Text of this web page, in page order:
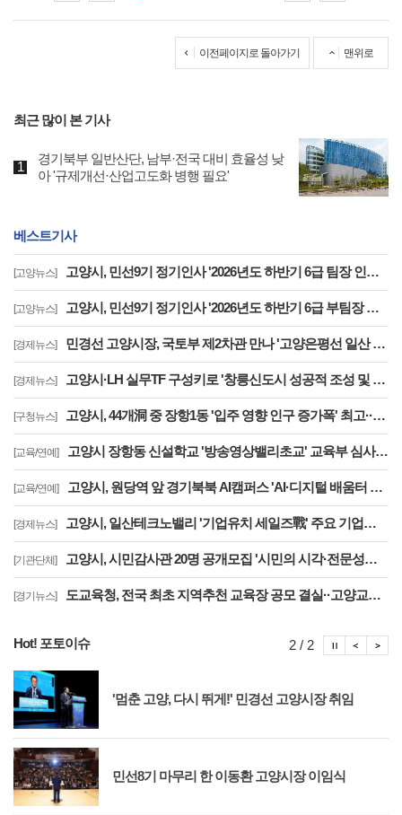
이전페이지로 돌아가기 맨위로
최근 많이 본 기사
경기북부 일반산단, 남부·전국 대비 효율성 낮
아 '규제개선·산업고도화 병행 필요'
베스트기사
[고양뉴스] 고양시, 민선9기 정기인사 '2026년도 하반기 6급 팀장 인사발령 사항'
[고양뉴스] 고양시, 민선9기 정기인사 '2026년도 하반기 6급 부팀장 이하 인사발령 사항'
[경제뉴스] 민경선 고양시장, 국토부 제2차관 만나 '고양은평선 일산 연장 반영' 등 요청
[경제뉴스] 고양시·LH 실무TF 구성키로 '창릉신도시 성공적 조성 및 자족기능 강화 협력'
[구청뉴스] 고양시, 44개洞 중 장항1동 '입주 영향 인구 증가폭' 최고··풍산동도 증가세 지속
[교육/연예] 고양시 장항동 신설학교 '방송영상밸리초교' 교육부 심사 통과··2030년 개교
[교육/연예] 고양시, 원당역 앞 경기북북 AI캠퍼스 'AI·디지털 배움터 체험존' 12월까지 운영
[경제뉴스] 고양시, 일산테크노밸리 '기업유치 세일즈戰' 주요 기업에 고양시장 명의 투자 제안
[기관단체] 고양시, 시민감사관 20명 공개모집 '시민의 시각·전문성으로 감사행정 제고'
[경기뉴스] 도교육청, 전국 최초 지역추천 교육장 공모 결실··고양교육청 강현주 교육장 선발
Hot! 포토이슈
'멈춘 고양, 다시 뛰게!' 민경선 고양시장 취임
민선8기 마무리 한 이동환 고양시장 이임식
2 / 2 포
포토이